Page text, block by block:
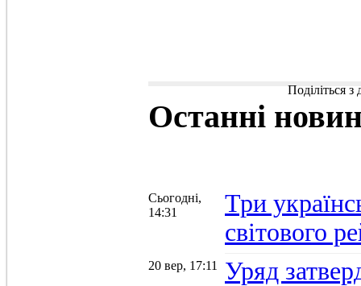
Поділіться
Останні
Сьогодні,
14:31
Три
світового
20 вер, 17:11
Уряд